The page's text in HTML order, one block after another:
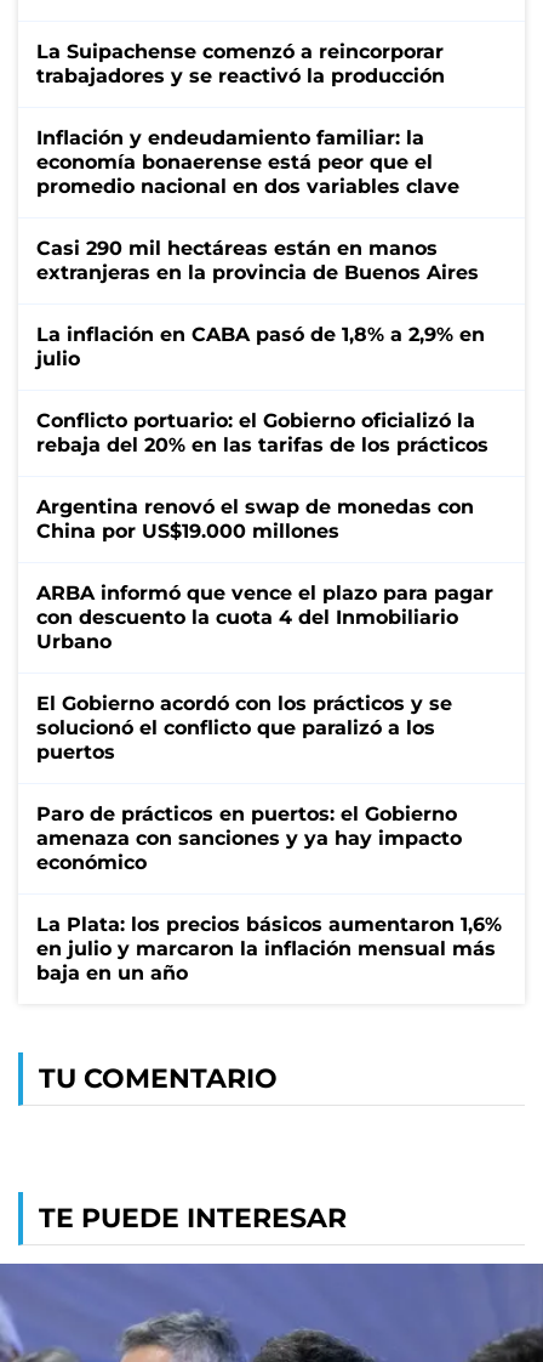
La Suipachense comenzó a reincorporar
trabajadores y se reactivó la producción
Inflación y endeudamiento familiar: la
economía bonaerense está peor que el
promedio nacional en dos variables clave
Casi 290 mil hectáreas están en manos
extranjeras en la provincia de Buenos Aires
La inflación en CABA pasó de 1,8% a 2,9% en
julio
Conflicto portuario: el Gobierno oficializó la
rebaja del 20% en las tarifas de los prácticos
Argentina renovó el swap de monedas con
China por US$19.000 millones
ARBA informó que vence el plazo para pagar
con descuento la cuota 4 del Inmobiliario
Urbano
El Gobierno acordó con los prácticos y se
solucionó el conflicto que paralizó a los
puertos
Paro de prácticos en puertos: el Gobierno
amenaza con sanciones y ya hay impacto
económico
La Plata: los precios básicos aumentaron 1,6%
en julio y marcaron la inflación mensual más
baja en un año
TU COMENTARIO
TE PUEDE INTERESAR